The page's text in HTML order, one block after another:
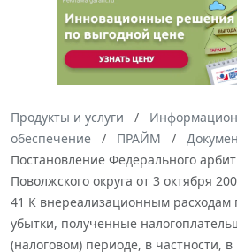
Продукты и услуги
обеспечение
ПРАЙМ
Постановление Федерального
Поволжского округа от 3 октября
41 К внереализационным расходам
убытки, полученные
(налоговом) периоде, в частности,